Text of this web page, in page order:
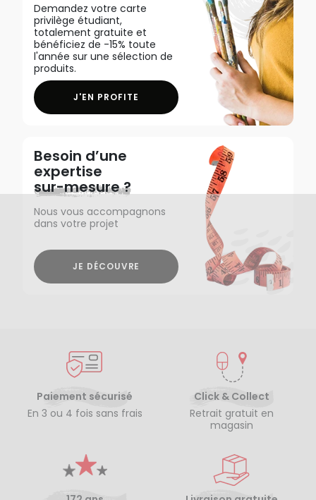
Demandez votre carte
privilège étudiant,
totalement gratuite et
bénéficiez de -15% toute
l'année sur une sélection de
produits.
J'EN PROFITE
Besoin d’une
expertise
sur-mesure ?
Nous vous accompagnons
dans votre projet
JE DÉCOUVRE
Paiement sécurisé
En 3 ou 4 fois sans frais
Click & Collect
Retrait gratuit en
magasin